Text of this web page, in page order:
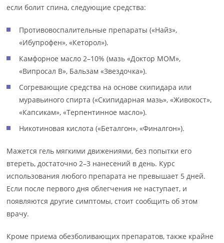
если болит спина, следующие средства:
Противовоспалительные препараты («Найз»,
«Ибупрофен», «Кеторол»).
Камфорное масло 2–10% (мазь «Доктор МОМ»,
«Випросал В», Бальзам «Звездочка»).
Согревающие средства на основе скипидара или
муравьиного спирта («Скипидарная мазь», «Живокост»,
«Капсикам», «Терпентинное масло»).
Никотиновая кислота («Беталгон», «Финалгон»).
Мажется гель мягкими движениями, без попытки его
втереть, достаточно 2–3 нанесений в день. Курс
использования любого препарата не превышает 5 дней.
Если после первого дня облегчения не наступает, и
появляются другие симптомы, стоит сообщить об этом
врачу.
Кроме приема обезболивающих препаратов, также крайне